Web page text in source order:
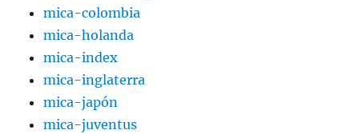
mica-colombia
mica-holanda
mica-index
mica-inglaterra
mica-japón
mica-juventus